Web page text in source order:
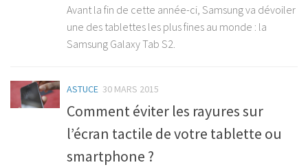
Avant la fin de cette année-ci, Samsung va dévoiler
une des tablettes les plus fines au monde : la
Samsung Galaxy Tab S2.
ASTUCE 30 MARS 2015
Comment éviter les rayures sur
l’écran tactile de votre tablette ou
smartphone ?